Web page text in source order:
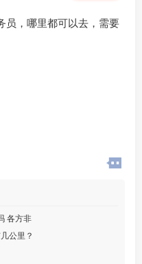
员，哪里都可以去，需要
各方非
公里？